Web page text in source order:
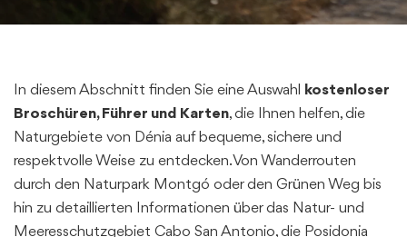
In diesem Abschnitt finden Sie eine Auswahl
kostenloser
Broschüren, Führer und Karten, die Ihnen helfen, die
Naturgebiete von Dénia auf bequeme, sichere und
respektvolle Weise zu entdecken. Von Wanderrouten
durch den Naturpark Montgó oder den Grünen Weg bis
hin zu detaillierten Informationen über das Natur- und
Meeresschutzgebiet Cabo San Antonio, die Posidonia